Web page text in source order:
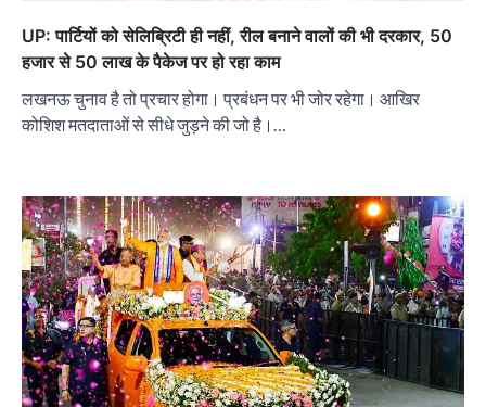
UP: पार्टियों को सेलिब्रिटी ही नहीं, रील बनाने वालों की भी दरकार, 50
हजार से 50 लाख के पैकेज पर हो रहा काम
लखनऊ चुनाव है तो प्रचार होगा। प्रबंधन पर भी जोर रहेगा। आखिर
कोशिश मतदाताओं से सीधे जुड़ने की जो है।…